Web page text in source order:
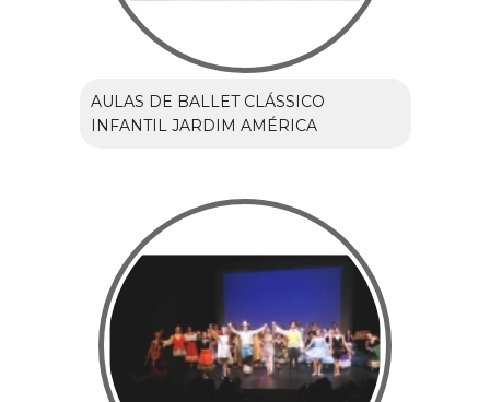
AULAS DE BALLET CLÁSSICO
INFANTIL JARDIM AMÉRICA